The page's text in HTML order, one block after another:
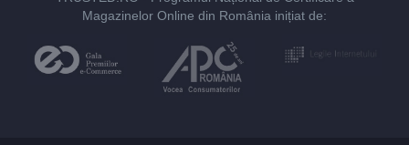
Magazinelor Online din România inițiat de: